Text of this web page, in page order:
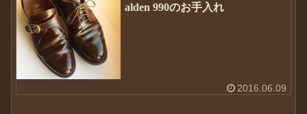
alden 990のお手入れ
2016.06.09